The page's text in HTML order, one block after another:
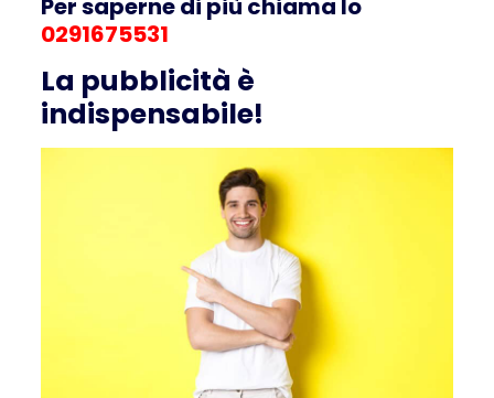
Per saperne di più chiama lo
0291675531
La pubblicità è
indispensabile!